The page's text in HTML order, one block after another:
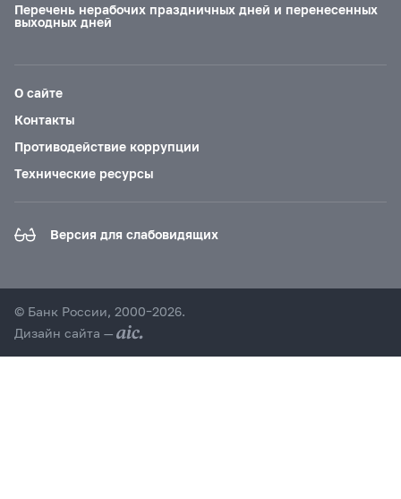
Перечень нерабочих праздничных дней и перенесенных
выходных дней
О сайте
Контакты
Противодействие коррупции
Технические ресурсы
Версия для слабовидящих
© Банк России, 2000–2026.
Дизайн сайта —